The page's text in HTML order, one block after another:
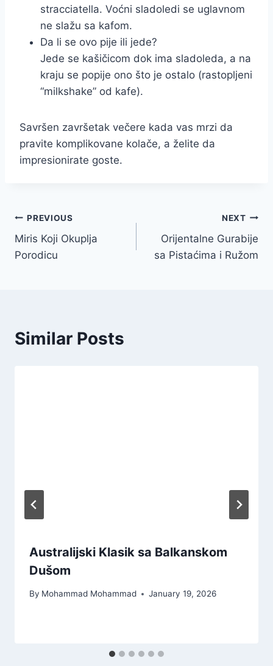
stracciatella. Voćni sladoledi se uglavnom
ne slažu sa kafom.
Da li se ovo pije ili jede?
Jede se kašičicom dok ima sladoleda, a na
kraju se popije ono što je ostalo (rastopljeni
“milkshake” od kafe).
Savršen završetak večere kada vas mrzi da
pravite komplikovane kolače, a želite da
impresionirate goste.
Post
navigation
PREVIOUS
Miris Koji Okuplja
Porodicu
NEXT
Orijentalne Gurabije
sa Pistaćima i Ružom
Similar Posts
Australijski Klasik sa Balkanskom
Dušom
By Mohammad Mohammad January 19, 2026